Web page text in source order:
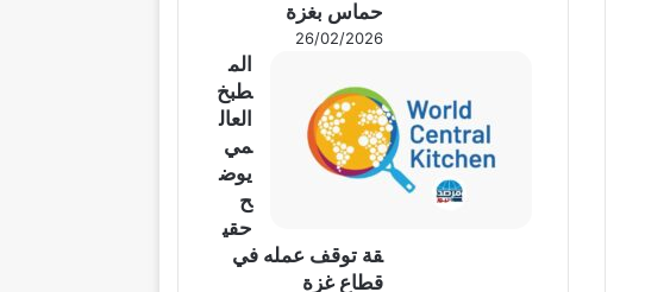
حماس بغزة
26/02/2026
الم
طبخ
العال
مي
يوض
ح
حقي
قة توقف عمله في
قطاع غزة